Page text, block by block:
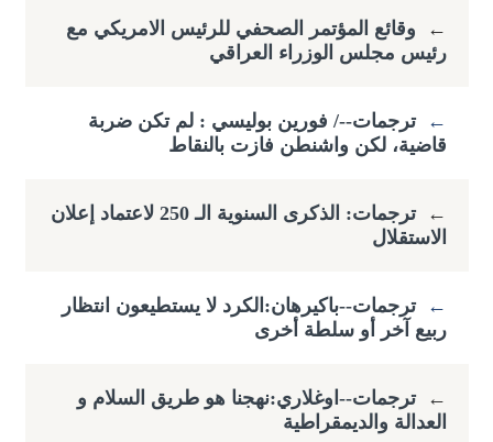
←
وقائع المؤتمر الصحفي للرئيس الامريكي مع
رئيس مجلس الوزراء العراقي
← ترجمات--/ فورين بوليسي : لم تكن ضربة
قاضية، لكن واشنطن فازت بالنقاط
←
ترجمات: الذكرى السنوية الـ 250 لاعتماد إعلان
الاستقلال
← ترجمات--باكيرهان:الكرد لا يستطيعون انتظار
ربيع آخر أو سلطة أخرى
← ترجمات--اوغلاري:نهجنا هو طريق السلام و
العدالة والديمقراطية